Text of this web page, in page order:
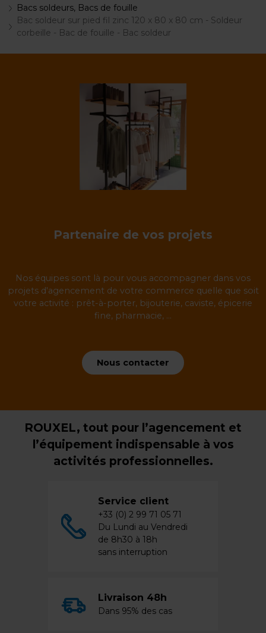
Bacs soldeurs, Bacs de fouille
Bac soldeur sur pied fil zinc 120 x 80 x 80 cm - Soldeur
corbeille - Bac de fouille - Bac soldeur
Partenaire de vos projets
Nos équipes sont là pour vous accompagner dans vos
projets d'agencement de votre commerce quelle que soit
votre activité : prêt-à-porter, bijouterie, caviste, épicerie
fine, pharmacie, ...
Nous contacter
ROUXEL, tout pour l’agencement et
l’équipement indispensable à vos
activités professionnelles.
Service client
+33 (0) 2 99 71 05 71
Du Lundi au Vendredi
de 8h30 à 18h
sans interruption
Livraison 48h
Dans 95% des cas